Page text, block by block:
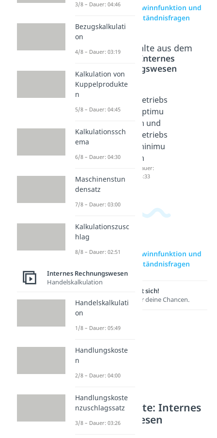
zur Videoseite: Gewinnfunktion und
Erlösfunktion Verständnisfragen
Beliebte Inhalte aus dem
Internes
Rechnungswesen
Kurzfris
tige
ergrenz
e
Dauer:
tige
ergrenz
Dauer:
Betriebs
optimu
m und
Betriebs
minimu
m
Dauer:
04:33
zur Videoseite: Gewinnfunktion und
Erlösfunktion Verständnisfragen
Lernen lohnt sich!
Entdecke hier deine Chancen.
Weitere Inhalte: Internes
Rechnungswesen
3/8 – Dauer: 04:46
Bezugskalkulati
on
4/8 – Dauer: 03:19
Kalkulation von
Kuppelprodukte
n
5/8 – Dauer: 04:45
Kalkulationssch
ema
6/8 – Dauer: 04:30
Maschinenstun
densatz
7/8 – Dauer: 03:00
Kalkulationszusc
hlag
8/8 – Dauer: 02:51
Internes Rechnungswesen
Handelskalkulation
Handelskalkulati
on
1/8 – Dauer: 05:49
Handlungskoste
n
2/8 – Dauer: 04:00
Handlungskoste
nzuschlagssatz
3/8 – Dauer: 03:26